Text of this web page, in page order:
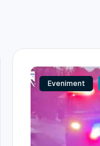
Eveniment